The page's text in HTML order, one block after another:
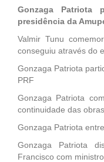
Gonzaga Patriota
presidência da
Valmir Tunu
conseguiu através do
Gonzaga Patriota
PRF
Gonzaga Patriota
continuidade das
Gonzaga Patriota
Gonzaga Patriota
Francisco com